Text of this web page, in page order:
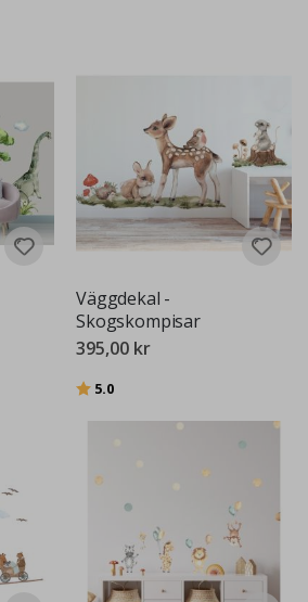
Väggdekal -
Skogskompisar
395,00 kr
Betyg:
5.0